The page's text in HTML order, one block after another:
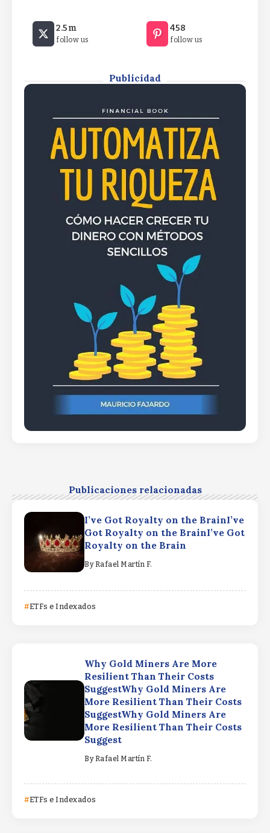
XRP Ledger privacy vote targets
$530M RWA marketXRP Ledger
privacy vote targets $530M RWA
ByRafael Martín F.
2.5m
follow us
458
follow us
Publicidad
Publicaciones relacionadas
I’ve Got Royalty on the BrainI’ve
Got Royalty on the BrainI’ve Got
Royalty on the Brain
By Rafael Martín F.
ETFs e Indexados
Why Gold Miners Are More
Resilient Than Their Costs
SuggestWhy Gold Miners Are
More Resilient Than Their Costs
SuggestWhy Gold Miners Are
More Resilient Than Their Costs
Suggest
By Rafael Martín F.
ETFs e Indexados